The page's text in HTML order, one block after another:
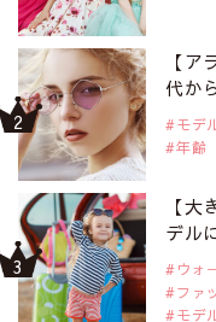
【
代か
モデ
年齢
【
デル
ウォ
ファ
モデ